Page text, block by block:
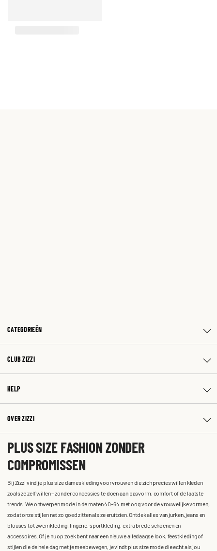
CATEGORIEËN
CLUB ZIZZI
HELP
OVER ZIZZI
PLUS SIZE FASHION ZONDER
COMPROMISSEN
Bij Zizzi vind je plus size dameskleding voor vrouwen die zich precies willen kleden
zoals ze zelf willen – zonder concessies te doen aan pasvorm, comfort of de laatste
trends. We ontwerpen mode in de maten 40-64 met oog voor de vrouwelijke vormen,
zodat onze stijlen net zo goed zitten als ze eruitzien. Ontdek alles van jurken, jeans en
blouses tot zwemkleding, lingerie, sportkleding, extra brede schoenen en
accessoires. Of je nu op zoek bent naar een nieuwe alledaagse look, feestkleding of
stijlen die de hele dag met je meebewegen, je vindt plus size mode die echt als jou